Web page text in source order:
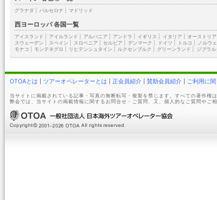
グラナダ バルセロナ マドリッド
西ヨーロッパ 各国一覧
アイスランド アイルランド アルバニア アンドラ イギリス イタリア オーストリア
スウェーデン
スペイン スロベニア セルビア デンマーク ドイツ トルコ
ノルウ
モナコ
モンテネグロ リヒテンシュタイン ルクセンブルク グリーンランド ジブラル
OTOAとは ツアーオペレーターとは 正会員紹介 賛助会員紹介 ご利用に
当サイトに掲載されている記事・写真の無断転写・複製を禁じます。すべての著作権
弊会では、当サイトの掲載情報に関するお問合せ・ご質問、又、個人的なご質問やご